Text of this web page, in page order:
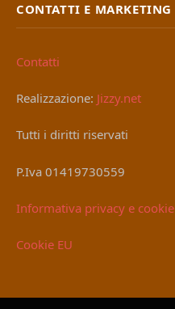
CONTATTI E MARKETING
Contatti
Realizzazione: Jizzy.net
Tutti i diritti riservati
P.Iva 01419730559
Informativa privacy e cookie
Cookie EU